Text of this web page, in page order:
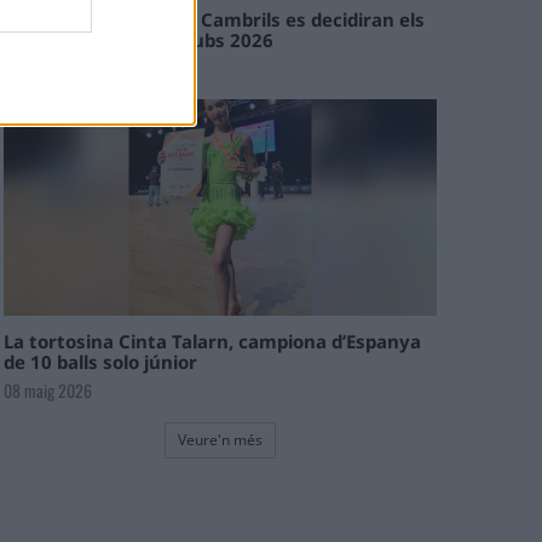
En les tirades de Flix i Cambrils es decidiran els
campions de l’Interclubs 2026
La tortosina Cinta Talarn, campiona d’Espanya
de 10 balls solo júnior
08 maig 2026
Veure'n més